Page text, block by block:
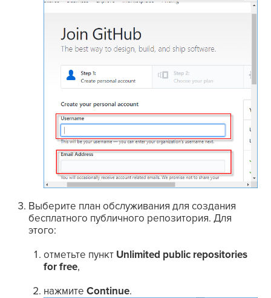
Выберите план обслуживания для создания
бесплатного публичного репозитория. Для
этого:
отметьте пункт Unlimited public repositories
for free,
нажмитеContinue.